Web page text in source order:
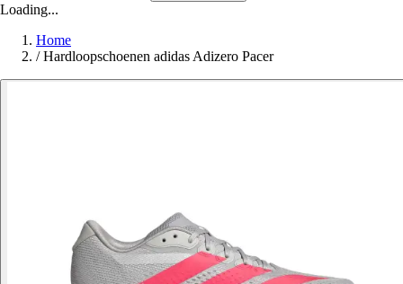
Loading...
Home
/ Hardloopschoenen adidas Adizero Pacer